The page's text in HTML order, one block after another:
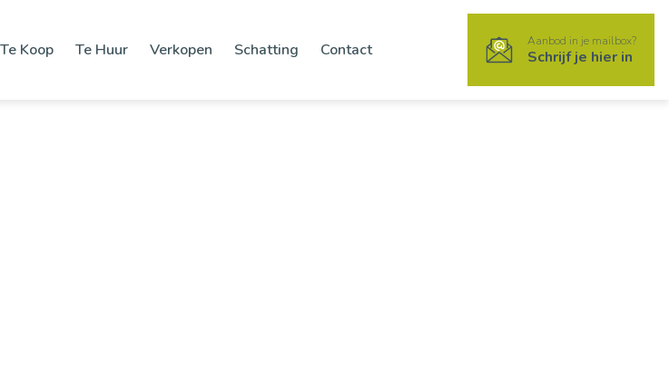
Te Koop Te Huur Verkopen Schatting Contact Aanbod in je mailbox?
Schrijf je hier in